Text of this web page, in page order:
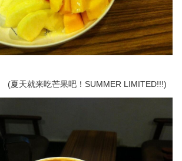
(夏天就来吃芒果吧！SUMMER LIMITED!!!)